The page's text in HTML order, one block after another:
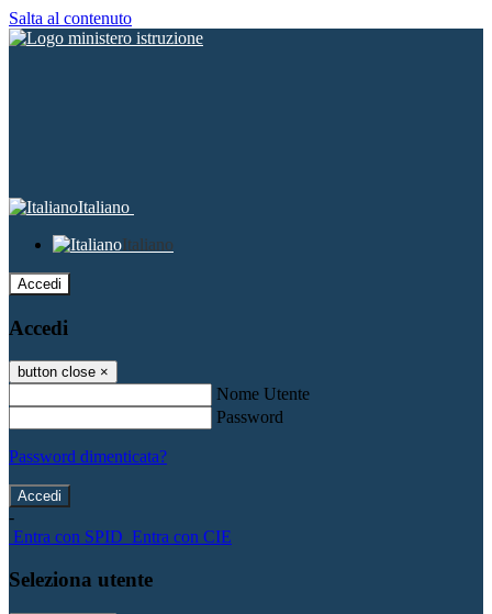
Salta al contenuto
Italiano
Italiano
Accedi
Accedi
button close ×
Nome Utente
Password
Password dimenticata?
-
Entra con SPID Entra con CIE
Seleziona utente